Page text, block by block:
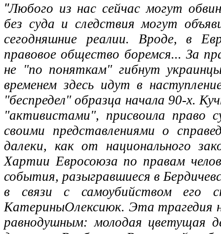
"Любого из нас сейчас могут
без суда и следствия могут
сегодняшние реалии. Вроде, в
правовое общество боремся... За
не "по поняткам" гибнут
временем здесь идут в
"беспредел" образца начала 90-х.
"активистами", присвоила право
своими представлениями о
далеки, как от национального
Хартии Евросоюза по правам
события, разыгравшиеся в
в связи с самоубийством его
КатериныОлексиюк. Эта трагедия
равнодушным: молодая цветущая